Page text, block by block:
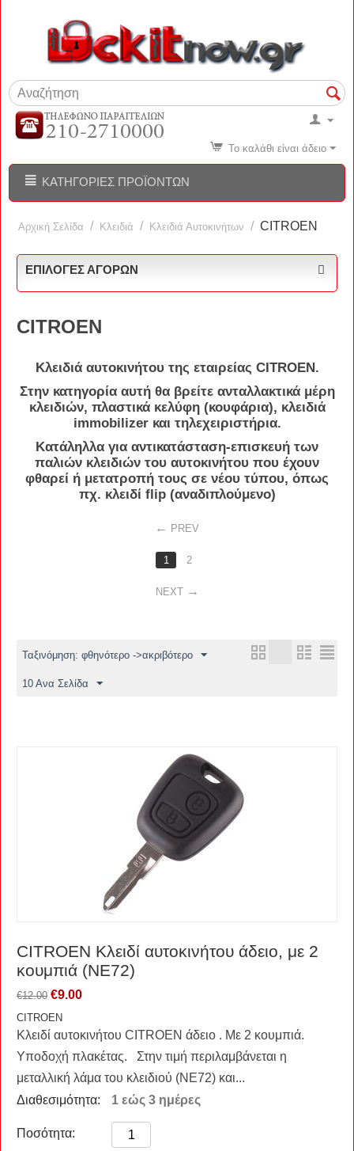
Το καλάθι είναι άδειο
ΚΑΤΗΓΟΡΊΕΣ ΠΡΟΪΌΝΤΩΝ
Αρχική Σελίδα / Κλειδιά / Κλειδιά Αυτοκινήτων / CITROEN
ΕΠΙΛΟΓΈΣ ΑΓΟΡΏΝ
CITROEN
Κλειδιά αυτοκινήτουτης εταιρείας CITROEN.
Στην κατηγορία αυτή θα βρείτε ανταλλακτικάμέρη
κλειδιών, πλαστικά κελύφη(κουφάρια), κλειδιά
immobilizerκαι τηλεχειριστήρια.
Κατάληλλα για αντικατάσταση-επισκευή των
παλιών κλειδιών του αυτοκινήτου που έχουν
φθαρεί ή μετατροπή τους σε νέου τύπου, όπως
πχ. κλειδί flip (αναδιπλούμενο)
PREV
1 2
NEXT
Ταξινόμηση: φθηνότερο ->ακριβότερο
10 Ανα Σελίδα
CITROEN Kλειδί αυτοκινήτου άδειο, με 2
κουμπιά (NE72)
€12.00 €9.00
CITROEN
Κλειδί αυτοκινήτου CITROEN άδειο . Με 2 κουμπιά.
Υποδοχή πλακέτας. Στην τιμή περιλαμβάνεται η
μεταλλική λάμα του κλειδιού (NE72) και...
Διαθεσιμότητα:
1 εώς 3 ημέρες
Ποσότητα: